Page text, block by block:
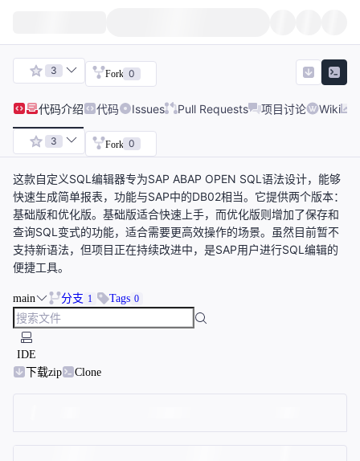
3 Fork 0
代码介绍 代码 Issues Pull Requests 项目讨论 Wiki
3 Fork 0
这款自定义SQL编辑器专为SAP ABAP OPEN SQL语法设计，能够
快速生成简单报表，功能与SAP中的DB02相当。它提供两个版本：
基础版和优化版。基础版适合快速上手，而优化版则增加了保存和
查询SQL变式的功能，适合需要更高效操作的场景。虽然目前暂不
支持新语法，但项目正在持续改进中，是SAP用户进行SQL编辑的
便捷工具。
main 分支 1 Tags 0
IDE
下载zip
Clone